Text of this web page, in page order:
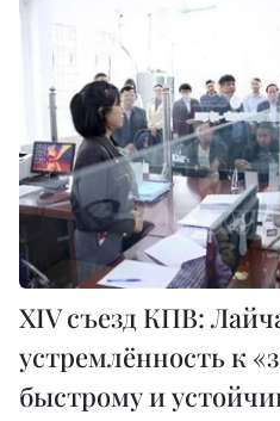
XIV съезд КПВ:
устремлённость к
быстрому и